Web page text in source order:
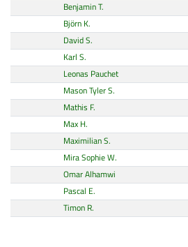
Benjamin T.
Björn K.
David S.
Karl S.
Leonas Pauchet
Mason Tyler S.
Mathis F.
Max H.
Maximilian S.
Mira Sophie W.
Omar Alhamwi
Pascal E.
Timon R.